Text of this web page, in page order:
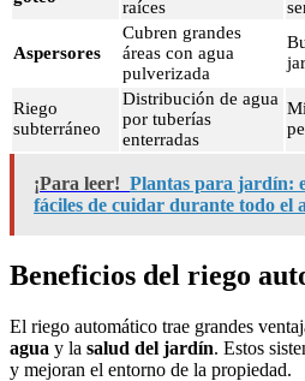
raíces
Aspersores
Cubren grandes
áreas con agua
pulverizada
Riego
subterráneo
Distribución de agua
por tuberías
enterradas
¡Para leer! Plantas para jardín:
fáciles de cuidar durante todo el
Beneficios del riego
El riego automático trae grandes
agua y la salud del jardín. Estos
y mejoran el entorno de la propiedad.